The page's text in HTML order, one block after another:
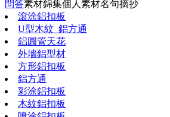
問答素材錦集個人素材名句摘抄
滾涂鋁扣板
U型木紋_鋁方通
鋁圓管天花
外墻鋁型材
方形鋁扣板
鋁方通
彩涂鋁扣板
木紋鋁扣板